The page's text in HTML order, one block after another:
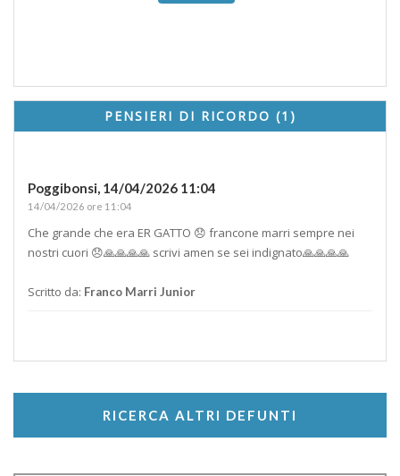
PENSIERI DI RICORDO (1)
Poggibonsi, 14/04/2026 11:04
14/04/2026 ore 11:04
Che grande che era ER GATTO 😞 francone marri sempre nei
nostri cuori 😞🙏🙏🙏🙏 scrivi amen se sei indignato🙏🙏🙏🙏
Scritto da: Franco Marri Junior
RICERCA ALTRI DEFUNTI